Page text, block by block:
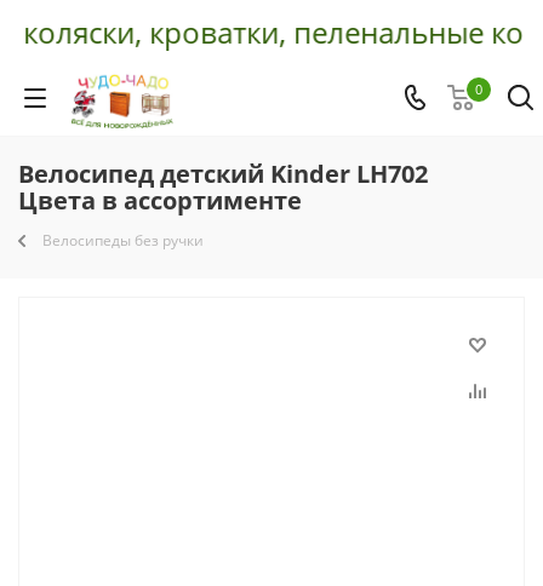
кроватки, пеленальные
0
Велосипед детский Kinder LH702
Цвета в ассортименте
Велосипеды без ручки